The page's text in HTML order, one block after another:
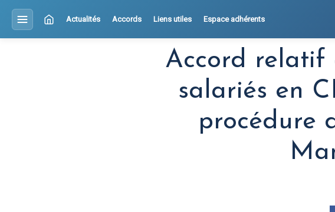
Actualités Accords Liens utiles Espace adhérents
Accord relatif
salariés en
procédure